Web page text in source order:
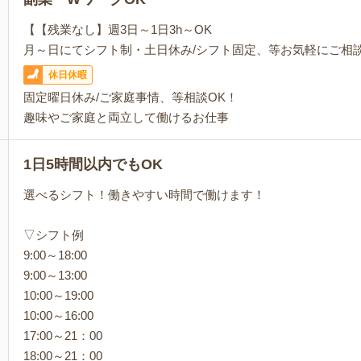
【【残業なし】週3日～1日3h～OK
月～日にてシフト制・土日休み/シフト固定、等お気軽にご相
休日休暇
固定曜日休み/ご家庭事情、等相談OK！
趣味やご家庭と両立して働けるお仕事
1日5時間以内でもOK
選べるシフト！働きやすい時間で働けます！
▽シフト例
9:00～18:00
9:00～13:00
10:00～19:00
10:00～16:00
17:00～21：00
18:00～21：00